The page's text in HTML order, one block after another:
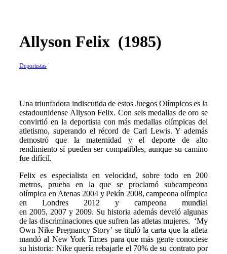
Allyson Felix (1985)
Deportistas
Una triunfadora indiscutida de estos Juegos Olímpicos es la
estadounidense Allyson Felix. Con seis medallas de oro se
convirtió en la deportista con más medallas olímpicas del
atletismo, superando el récord de Carl Lewis. Y además
demostró que la maternidad y el deporte de alto
rendimiento sí pueden ser compatibles, aunque su camino
fue difícil.
Felix es especialista en velocidad, sobre todo en 200
metros, prueba en la que se proclamó subcampeona
olímpica en Atenas 2004 y Pekín 2008, campeona olímpica
en Londres 2012 y campeona mundial
en 2005, 2007 y 2009. Su historia además develó algunas
de las discriminaciones que sufren las atletas mujeres. ‘My
Own Nike Pregnancy Story’ se tituló la carta que la atleta
mandó al New York Times para que más gente conociese
su historia: Nike quería rebajarle el 70% de su contrato por